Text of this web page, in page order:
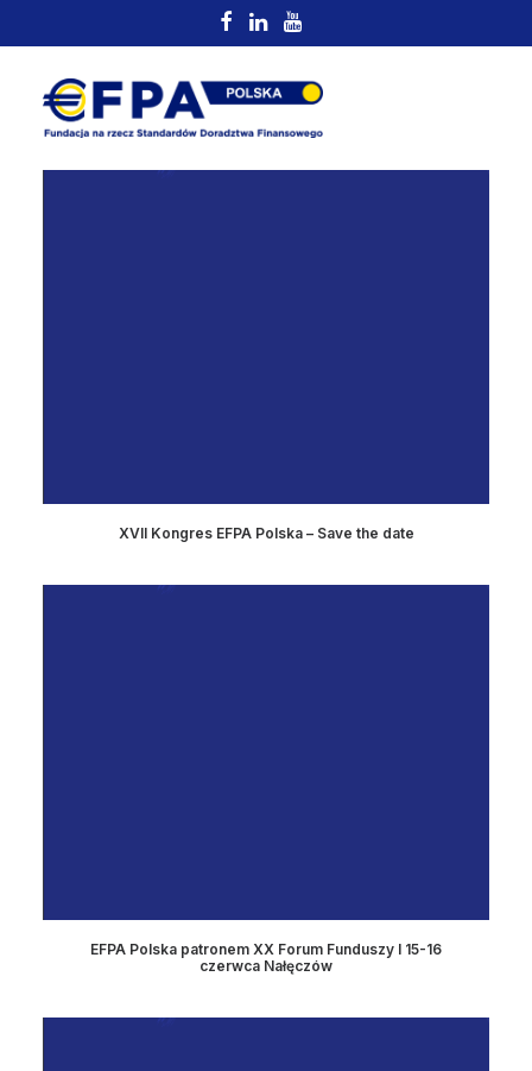
XVII Kongres EFPA Polska – Save the date
EFPA Polska patronem XX Forum Funduszy I 15-16
czerwca Nałęczów